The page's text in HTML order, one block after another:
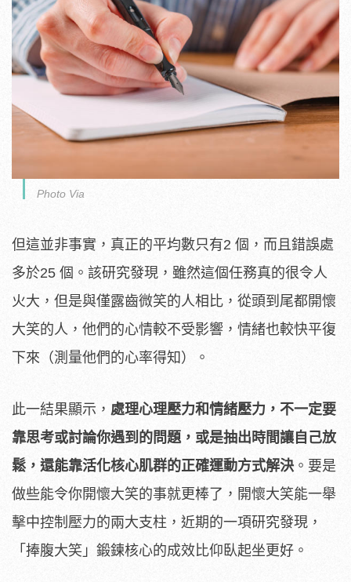
Photo Via
但這並非事實，真正的平均數只有2 個，而且錯誤處
多於25 個。該研究發現，雖然這個任務真的很令人
火大，但是與僅露齒微笑的人相比，從頭到尾都開懷
大笑的人，他們的心情較不受影響，情緒也較快平復
下來（測量他們的心率得知）。
此一結果顯示， 處理心理壓力和情緒壓力，不一定要
靠思考或討論你遇到的問題，或是抽出時間讓自己放
鬆，還能靠活化核心肌群的正確運動方式解決 。要是
做些能令你開懷大笑的事就更棒了，開懷大笑能一舉
擊中控制壓力的兩大支柱，近期的一項研究發現，
「捧腹大笑」鍛鍊核心的成效比仰臥起坐更好。